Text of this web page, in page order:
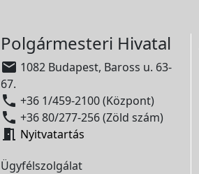
Polgármesteri Hivatal
 1082 Budapest, Baross u. 63-
67.
 +36 1/459-2100 (Központ)
 +36 80/277-256 (Zöld szám)
 Nyitvatartás
Ügyfélszolgálat